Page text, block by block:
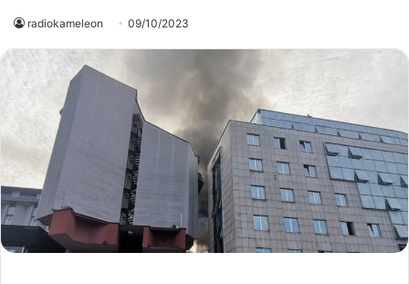
radiokameleon 09/10/2023